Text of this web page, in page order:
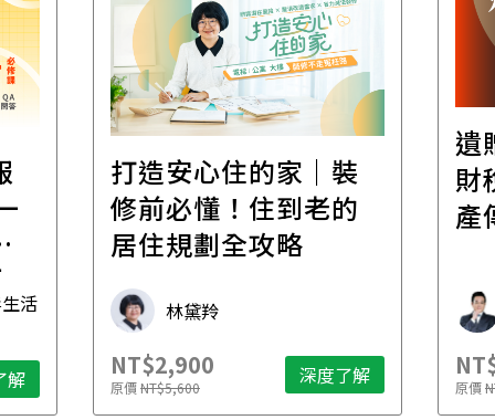
活
解
打造安心住的家｜裝
修前必懂！住到老的
居住規劃全攻略
林黛羚
NT$2,900
原價NT$5,600 深度了解
遺
財
產
原價